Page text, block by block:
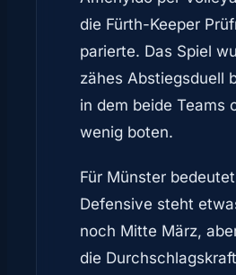
die Fürth-Keeper
parierte. Das Spiel
zähes Abstiegsduell
in dem beide Teams
wenig boten.
Für Münster
Defensive steht
noch Mitte März,
die